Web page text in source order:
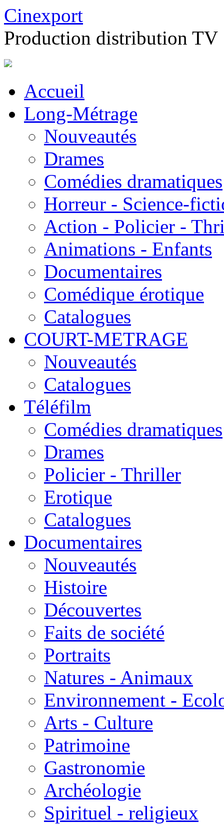
Cinexport
Production distribution TV
Accueil
Long-Métrage
Nouveautés
Drames
Comédies dramatiques
Horreur - Science-
Action - Policier -
Animations - Enfants
Documentaires
Comédique érotique
Catalogues
COURT-METRAGE
Nouveautés
Catalogues
Téléfilm
Comédies dramatiques
Drames
Policier - Thriller
Erotique
Catalogues
Documentaires
Nouveautés
Histoire
Découvertes
Faits de société
Portraits
Natures - Animaux
Environnement -
Arts - Culture
Patrimoine
Gastronomie
Archéologie
Spirituel - religieux